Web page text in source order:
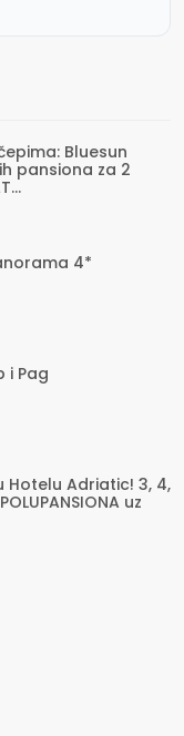
Bluesun
pansiona za 2
4*
i Pag
Hotelu Adriatic! 3, 4,
uz